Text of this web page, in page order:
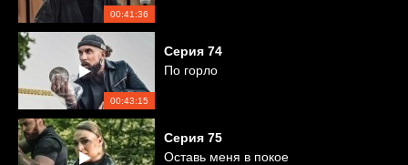
00:41:36
00:43:15
Серия 74
По горло
Серия 75
Оставь меня в покое